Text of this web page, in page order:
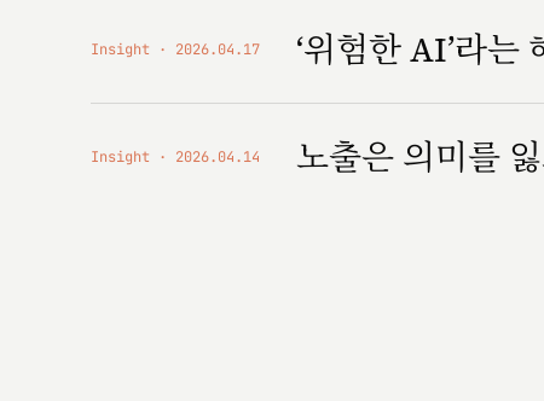
Insight 2026.04.17 ‘위험한 AI’라는
Insight 2026.04.14 노출은 의미를